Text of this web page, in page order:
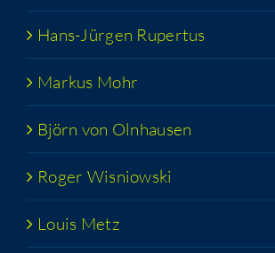
Hans-Jür­­gen Rupertus
Mar­kus Mohr
Björn von Olnhausen
Roger Wis­niow­ski
Lou­is Metz